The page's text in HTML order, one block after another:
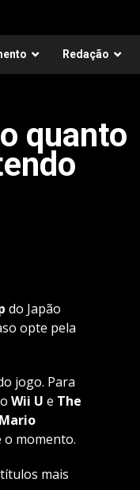
Redação
quanto
do Japão
opte pela
jogo. Para
Wii U e The
Mario
o momento.
mais